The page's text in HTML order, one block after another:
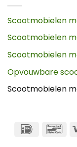
Scootmobielen
Scootmobielen
Scootmobielen
Opvouwbare
Scootmobielen
IDeal